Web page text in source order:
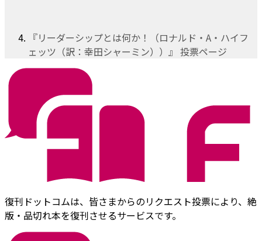
『リーダーシップとは何か！（ロナルド・A・ハイフ
ェッツ（訳：幸田シャーミン））』 投票ページ
復刊ドットコムは、皆さまからのリクエスト投票により、絶
版・品切れ本を復刊させるサービスです。